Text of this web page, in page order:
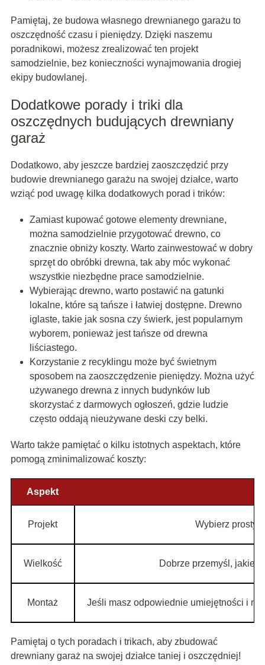
Pamiętaj, że budowa własnego drewnianego garażu to
oszczędność czasu i pieniędzy. Dzięki naszemu
poradnikowi, możesz zrealizować ten projekt
samodzielnie, bez konieczności wynajmowania drogiej
ekipy budowlanej.
Dodatkowe porady i triki dla
oszczędnych budujących drewniany
garaż
Dodatkowo, aby jeszcze bardziej zaoszczędzić przy
budowie drewnianego garażu na swojej działce, warto
wziąć pod uwagę kilka dodatkowych porad i trików:
Zamiast kupować gotowe elementy drewniane,
można samodzielnie przygotować drewno, co
znacznie obniży koszty. Warto zainwestować w dobry
sprzęt do obróbki drewna, tak aby móc wykonać
wszystkie niezbędne prace samodzielnie.
Wybierając drewno, warto postawić na gatunki
lokalne, które są tańsze i łatwiej dostępne. Drewno
iglaste, takie jak sosna czy świerk, jest popularnym
wyborem, ponieważ jest tańsze od drewna
liściastego.
Korzystanie z recyklingu może być świetnym
sposobem na zaoszczędzenie pieniędzy. Można użyć
używanego drewna z innych budynków lub
skorzystać z darmowych ogłoszeń, gdzie ludzie
często oddają nieużywane deski czy belki.
Warto także pamiętać o kilku istotnych aspektach, które
pomogą zminimalizować koszty:
Aspekt
Projekt Wybierz prosty
Wielkość Dobrze przemyśl, jakiej
Montaż Jeśli masz odpowiednie umiejętności i
Pamiętaj o tych poradach i trikach, aby zbudować
drewniany garaż na swojej działce taniej i oszczędniej!